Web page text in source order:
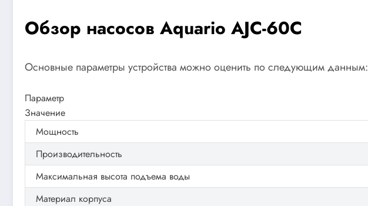
Обзор насосов Aquario AJC-60C
Основные параметры устройства можно оценить по следующим данным:
Параметр
Значение
Мощность
Производительность
Максимальная высота подъема воды
Материал корпуса